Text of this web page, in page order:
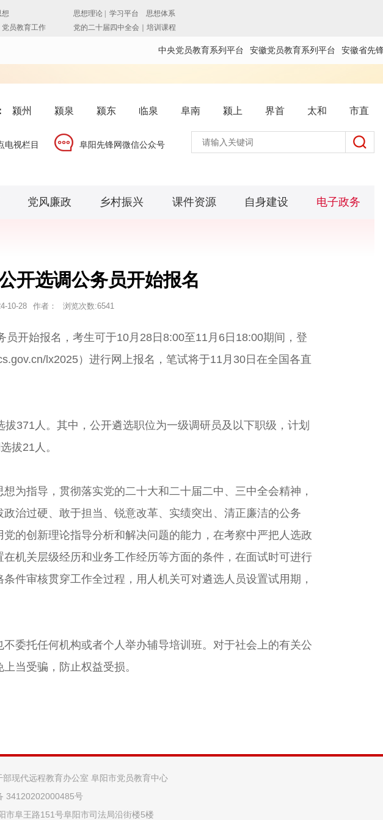
中央党员教育系列平台 安徽党员教育系列平台 安徽省先
颍州 颍泉 颍东 临泉 阜南 颍上 界首 太和 市直
电视栏目 阜阳先锋网微信公众号
党风廉政 乡村振兴 课件资源 自身建设 电子政务
开选调公务员开始报名
10-28 作者： 浏览次数:6541
开始报名，考生可于10月28日8:00至11月6日18:00期间，登
lx2025）进行网上报名，笔试将于11月30日在全国各直
人。其中，公开遴选职位为一级调研员及以下职级，计划
拔21人。
指导，贯彻落实党的二十大和二十届二中、三中全会精神，
治过硬、敢于担当、锐意改革、实绩突出、清正廉洁的公务
的创新理论指导分析和解决问题的能力，在考察中严把人选政
机关层级经历和业务工作经历等方面的条件，在面试时可进行
件审核贯穿工作全过程，用人机关可对遴选人员设置试用期，
托任何机构或者个人举办辅导培训班。对于社会上的有关公
当受骗，防止权益受损。
现代远程教育办公室 阜阳市党员教育中心
34120202000485号
市阜王路151号阜阳市司法局沿街楼5楼